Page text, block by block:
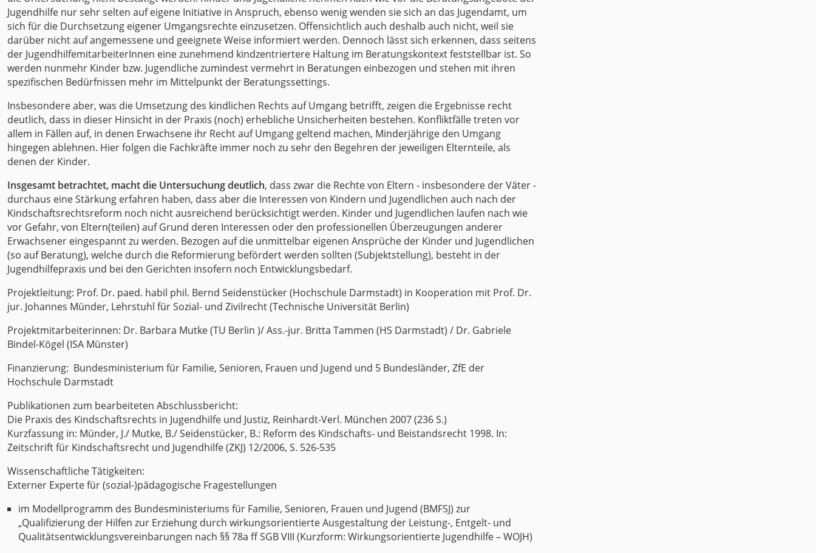
Jugendhilfe nur sehr selten auf eigene Initiative in Anspruch, ebenso wenig wenden sie sich an das Jugendamt, um
sich für die Durchsetzung eigener Umgangsrechte einzusetzen. Offensichtlich auch deshalb auch nicht, weil sie
darüber nicht auf angemessene und geeignete Weise informiert werden. Dennoch lässt sich erkennen, dass seitens
der JugendhilfemitarbeiterInnen eine zunehmend kindzentriertere Haltung im Beratungskontext feststellbar ist. So
werden nunmehr Kinder bzw. Jugendliche zumindest vermehrt in Beratungen einbezogen und stehen mit ihren
spezifischen Bedürfnissen mehr im Mittelpunkt der Beratungssettings.
Insbesondere aber, was die Umsetzung des kindlichen Rechts auf Umgang betrifft, zeigen die Ergebnisse recht
deutlich, dass in dieser Hinsicht in der Praxis (noch) erhebliche Unsicherheiten bestehen. Konfliktfälle treten vor
allem in Fällen auf, in denen Erwachsene ihr Recht auf Umgang geltend machen, Minderjährige den Umgang
hingegen ablehnen. Hier folgen die Fachkräfte immer noch zu sehr den Begehren der jeweiligen Elternteile, als
denen der Kinder.
Insgesamt betrachtet, macht die Untersuchung deutlich, dass zwar die Rechte von Eltern - insbesondere der Väter -
durchaus eine Stärkung erfahren haben, dass aber die Interessen von Kindern und Jugendlichen auch nach der
Kindschaftsrechtsreform noch nicht ausreichend berücksichtigt werden. Kinder und Jugendlichen laufen nach wie
vor Gefahr, von Eltern(teilen) auf Grund deren Interessen oder den professionellen Überzeugungen anderer
Erwachsener eingespannt zu werden. Bezogen auf die unmittelbar eigenen Ansprüche der Kinder und Jugendlichen
(so auf Beratung), welche durch die Reformierung befördert werden sollten (Subjektstellung), besteht in der
Jugendhilfepraxis und bei den Gerichten insofern noch Entwicklungsbedarf.
Projektleitung: Prof. Dr. paed. habil phil. Bernd Seidenstücker (Hochschule Darmstadt) in Kooperation mit Prof. Dr.
jur. Johannes Münder, Lehrstuhl für Sozial- und Zivilrecht (Technische Universität Berlin)
Projektmitarbeiterinnen: Dr. Barbara Mutke (TU Berlin )/ Ass.-jur. Britta Tammen (HS Darmstadt) / Dr. Gabriele
Bindel-Kögel (ISA Münster)
Finanzierung: Bundesministerium für Familie, Senioren, Frauen und Jugend und 5 Bundesländer, ZfE der
Hochschule Darmstadt
Publikationen zum bearbeiteten Abschlussbericht:
Die Praxis des Kindschaftsrechts in Jugendhilfe und Justiz, Reinhardt-Verl. München 2007 (236 S.)
Kurzfassung in: Münder, J./ Mutke, B./ Seidenstücker, B.: Reform des Kindschafts- und Beistandsrecht 1998. In:
Zeitschrift für Kindschaftsrecht und Jugendhilfe (ZKJ) 12/2006, S. 526-535
Wissenschaftliche Tätigkeiten:
Externer Experte für (sozial-)pädagogische Fragestellungen
im Modellprogramm des Bundesministeriums für Familie, Senioren, Frauen und Jugend (BMFSJ) zur
„Qualifizierung der Hilfen zur Erziehung durch wirkungsorientierte Ausgestaltung der Leistung-, Entgelt- und
Qualitätsentwicklungsvereinbarungen nach §§ 78a ff SGB VIII (Kurzform: Wirkungsorientierte Jugendhilfe – WOJH)